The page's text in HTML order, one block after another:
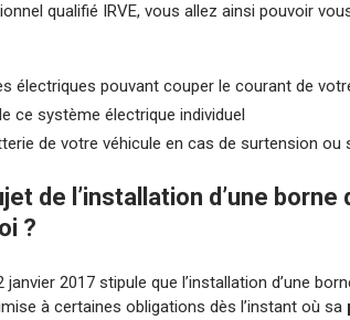
qualifié IRVE, vous allez ainsi pouvoir
électriques pouvant couper le courant de
ce système électrique individuel
de votre véhicule en cas de surtension ou
de l’installation d’une borne
?
2017 stipule que l’installation d’une
à certaines obligations dès l’instant où sa